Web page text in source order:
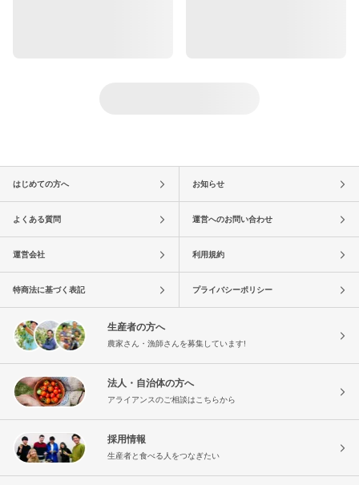
はじめての方へ お知らせ
よくある質問 運営へのお問い合わせ
運営会社 利用規約
特商法に基づく表記 プライバシーポリシー
生産者の方へ
農家さん・漁師さんを募集しています!
法人・自治体の方へ
アライアンスのご相談はこちらから
採用情報
生産者と食べる人をつなぎたい